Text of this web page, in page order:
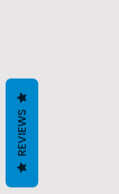
REVIEWS